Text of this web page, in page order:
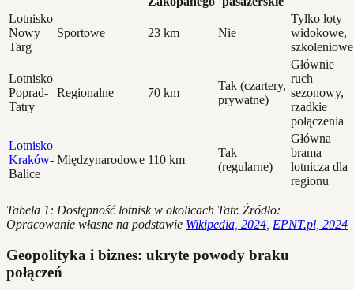
Lotnisko
Nowy
Targ
Sportowe 23 km Nie
Tylko loty
widokowe,
szkoleniowe
Lotnisko
Poprad-
Tatry
Regionalne 70 km
Tak (czartery,
prywatne)
Głównie
ruch
sezonowy,
rzadkie
połączenia
Lotnisko
Kraków-
Balice
Międzynarodowe 110 km
Tak
(regularne)
Główna
brama
lotnicza dla
regionu
Tabela 1: Dostępność lotnisk w okolicach Tatr. Źródło:
Opracowanie własne na podstawie Wikipedia, 2024 EPNT.pl, 2024
Geopolityka i biznes: ukryte powody braku
połączeń